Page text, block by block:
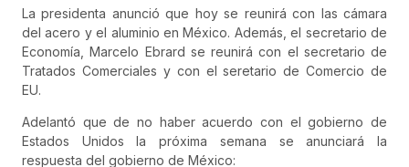
La presidenta anunció que hoy se reunirá con las cámara
del acero y el aluminio en México. Además, el secretario de
Economía, Marcelo Ebrard se reunirá con el secretario de
Tratados Comerciales y con el seretario de Comercio de
EU.
Adelantó que de no haber acuerdo con el gobierno de
Estados Unidos la próxima semana se anunciará la
respuesta del gobierno de México: